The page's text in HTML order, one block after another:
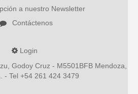
a nuestro Newsletter
Contáctenos
Login
Godoy Cruz - M5501BFB Mendoza,
- Tel +54 261 424 3479